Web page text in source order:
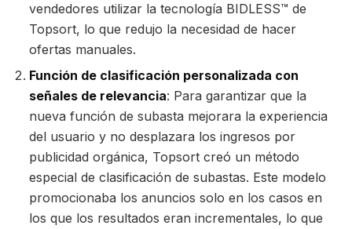
vendedores utilizar la tecnología BIDLESS™ de
Topsort, lo que redujo la necesidad de hacer
ofertas manuales.
Función de clasificación personalizada con
señales de relevancia: Para garantizar que la
nueva función de subasta mejorara la experiencia
del usuario y no desplazara los ingresos por
publicidad orgánica, Topsort creó un método
especial de clasificación de subastas. Este modelo
promocionaba los anuncios solo en los casos en
los que los resultados eran incrementales, lo que